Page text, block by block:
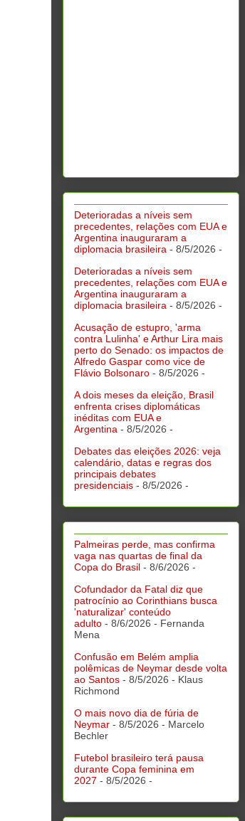
Deterioradas a níveis sem
precedentes, relações com EUA e
Argentina inauguraram a
diplomacia brasileira - 8/5/2026 -
Deterioradas a níveis sem
precedentes, relações com EUA e
Argentina inauguraram a
diplomacia brasileira - 8/5/2026 -
Acusação de estupro, 'arma
contra Lulinha' e Arthur Lira mais
perto do Senado: os impactos de
Alfredo Gaspar como vice de
Flávio Bolsonaro - 8/5/2026 -
A dois meses da eleição, Brasil
enfrenta crises diplomáticas
inéditas com EUA e
Argentina - 8/5/2026 -
Debates das eleições 2026: veja
calendário, datas e regras dos
principais debates
presidenciais - 8/5/2026 -
Palmeiras perde, mas confirma
vaga nas quartas de final da
Copa do Brasil - 8/6/2026 -
Cofundador da Fatal diz que
patrocínio ao Corinthians busca
'naturalizar' conteúdo
adulto - 8/6/2026 - Fernanda
Mena
Confusão em Belém amplia
polêmicas de Neymar desde volta
ao Santos - 8/5/2026 - Klaus
Richmond
O mais novo dia de fúria de
Neymar - 8/5/2026 - Marcelo
Bechler
Futebol brasileiro terá pausa
durante Copa feminina em
2027 - 8/5/2026 -